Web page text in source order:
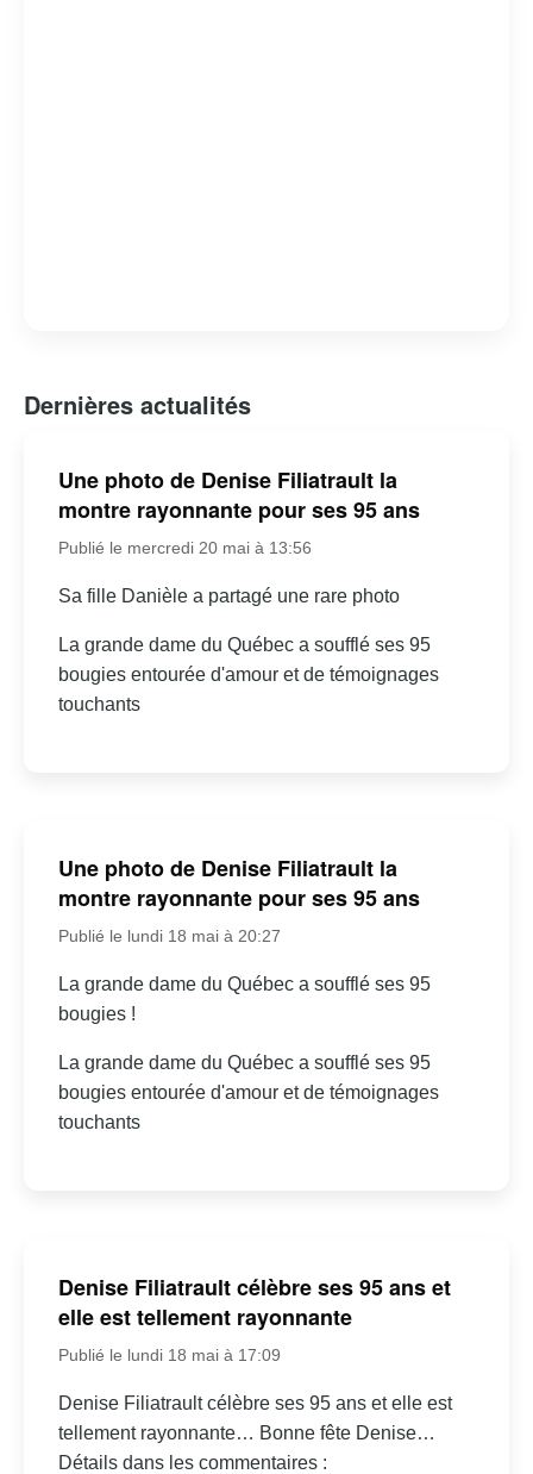
Dernières actualités
Une photo de Denise Filiatrault la
montre rayonnante pour ses 95 ans
Publié le mercredi 20 mai à 13:56
Sa fille Danièle a partagé une rare photo
La grande dame du Québec a soufflé ses 95
bougies entourée d'amour et de témoignages
touchants
Une photo de Denise Filiatrault la
montre rayonnante pour ses 95 ans
Publié le lundi 18 mai à 20:27
La grande dame du Québec a soufflé ses 95
bougies !
La grande dame du Québec a soufflé ses 95
bougies entourée d'amour et de témoignages
touchants
Denise Filiatrault célèbre ses 95 ans et
elle est tellement rayonnante
Publié le lundi 18 mai à 17:09
Denise Filiatrault célèbre ses 95 ans et elle est
tellement rayonnante… Bonne fête Denise…
Détails dans les commentaires :